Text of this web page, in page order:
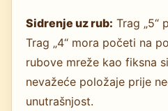
Sidrenje uz rub: Trag „5“
Trag „4“ mora početi na
rubove mreže kao fiksna
nevažeće položaje prije
unutrašnjost.